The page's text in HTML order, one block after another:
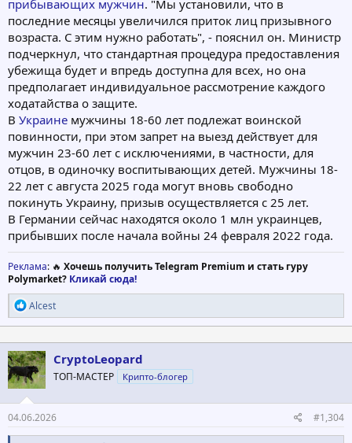
прибывающих мужчин. "Мы установили, что в
последние месяцы увеличился приток лиц призывного
возраста. С этим нужно работать", - пояснил он. Министр
подчеркнул, что стандартная процедура предоставления
убежища будет и впредь доступна для всех, но она
предполагает индивидуальное рассмотрение каждого
ходатайства о защите.
В Украине мужчины 18-60 лет подлежат воинской
повинности, при этом запрет на выезд действует для
мужчин 23-60 лет с исключениями, в частности, для
отцов, в одиночку воспитывающих детей. Мужчины 18-
22 лет с августа 2025 года могут вновь свободно
покинуть Украину, призыв осуществляется с 25 лет.
В Германии сейчас находятся около 1 млн украинцев,
прибывших после начала войны 24 февраля 2022 года.
Реклама: 🔥 Хочешь получить Telegram Premium и стать гуру
Polymarket? Кликай сюда!
Р
е
а
к
ц
и
и
:
Alcest
CryptoLeopard
ТОП-МАСТЕР Крипто-блогер
04.06.2026 #1,304